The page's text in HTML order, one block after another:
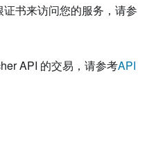
书来访问您的服务，请参
API 的交易，请参考API